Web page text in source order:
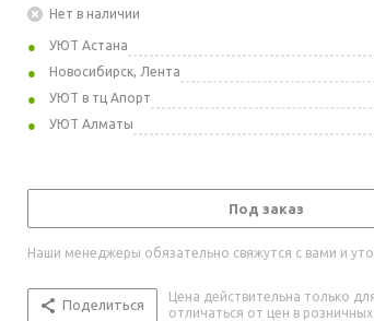
Нет в наличии
УЮТ Астана
Новосибирск, Лента
УЮТ в тц Апорт
УЮТ Алматы
Под заказ
Наши менеджеры обязательно свяжутся с вами и
Поделиться
Цена действительна только
отличаться от цен в